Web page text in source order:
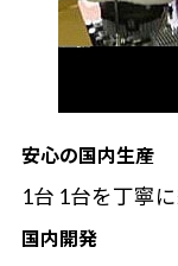
安心の国内生産
1台 1台を丁寧
国内開発